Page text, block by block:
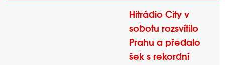
Hitrádio City v
sobotu rozsvítilo
Prahu a předalo
šek s rekordní